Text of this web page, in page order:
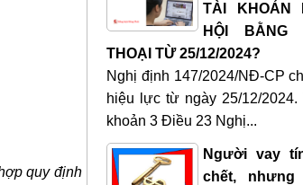
quy định
TÀI KHOẢN
HỘI BẰNG
THOẠI TỪ 25/12/2024?
Nghị định 147/2024/NĐ-CP
hiệu lực từ ngày 25/12/
khoản 3 Điều 23 Nghị...
Người vay
chết, nhưng